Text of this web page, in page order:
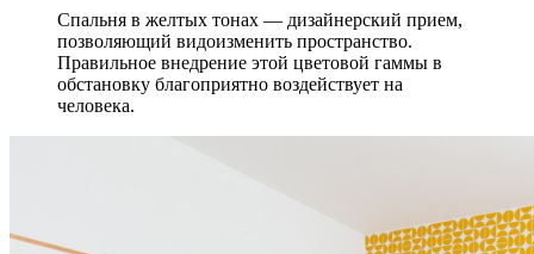
Спальня в желтых тонах — дизайнерский прием,
позволяющий видоизменить пространство.
Правильное внедрение этой цветовой гаммы в
обстановку благоприятно воздействует на
человека.